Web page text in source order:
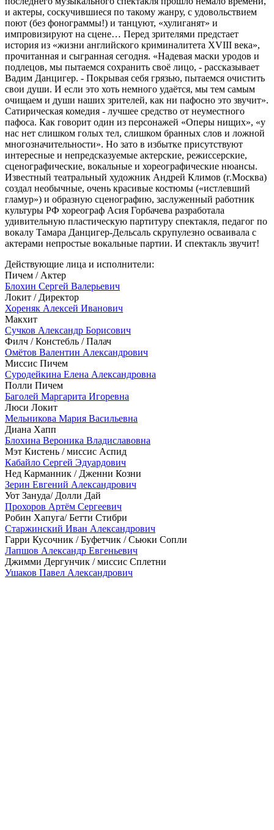
и актеры, соскучившиеся по такому жанру, с удовольствием
поют (без фонограммы!) и танцуют, «хулиганят» и
импровизируют на сцене… Перед зрителями предстает
история из «жизни английского криминалитета XVIII века»,
прочитанная и сыгранная сегодня. «Надевая маски уродов и
подлецов, мы пытаемся сохранить своё лицо, - рассказывает
Вадим Данцигер. - Покрывая себя грязью, пытаемся очистить
свои души. И если это хоть немного удаётся, мы тем самым
очищаем и души наших зрителей, как ни пафосно это звучит».
Сатирическая комедия - лучшее средство от неуместного
пафоса. Как говорит один из персонажей «Оперы нищих», «у
нас нет слишком голых тел, слишком бранных слов и ложной
многозначительности». Но зато в избытке присутствуют
интересные и непредсказуемые актерские, режиссерские,
сценографические, вокальные и хореографические нюансы.
Известный театральный художник Андрей Климов (г.Москва)
создал необычные, очень красивые костюмы («истлевший
гламур») и образную сценографию, заслуженный работник
культуры РФ хореограф Асия Горбачева разработала
удивительную пластическую партитуру спектакля, педагог по
вокалу Тамара Данцигер-Дельсаль скрупулезно осваивала с
актерами непростые вокальные партии. И спектакль звучит!
Действующие лица и исполнители:
Пичем / Актер
Блохин Сергей Валерьевич
Локит / Директор
Хореняк Алексей Иванович
Макхит
Сучков Александр Борисович
Филч / Констебль / Палач
Омётов Валентин Александрович
Миссис Пичем
Суродейкина Елена Александровна
Полли Пичем
Баголей Маргарита Игоревна
Люси Локит
Мельникова Мария Васильевна
Диана Хапп
Блохина Вероника Владиславовна
Мэт Кистень / миссис Аспид
Кабайло Сергей Эдуардович
Нед Карманник / Дженни Козни
Зерин Евгений Александрович
Уот Зануда/ Долли Дай
Прохоров Артём Сергеевич
Робин Хапуга/ Бетти Стибри
Старжинский Иван Александрович
Гарри Кусочник / Буфетчик / Сьюки Сопли
Лапшов Александр Евгеньевич
Джимми Дергунчик / миссис Сплетни
Ушаков Павел Александрович